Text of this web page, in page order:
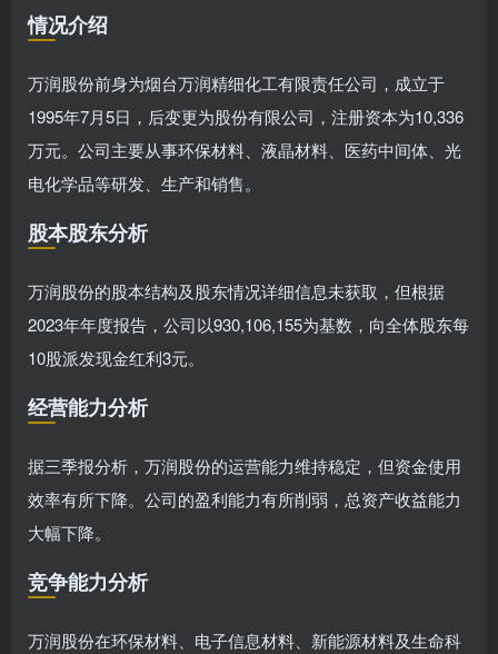
情况介绍
万润股份前身为烟台万润精细化工有限责任公司，成立于
1995年7月5日，后变更为股份有限公司，注册资本为10,336
万元。公司主要从事环保材料、液晶材料、医药中间体、光
电化学品等研发、生产和销售。
股本股东分析
万润股份的股本结构及股东情况详细信息未获取，但根据
2023年年度报告，公司以930,106,155为基数，向全体股东每
10股派发现金红利3元。
经营能力分析
据三季报分析，万润股份的运营能力维持稳定，但资金使用
效率有所下降。公司的盈利能力有所削弱，总资产收益能力
大幅下降。
竞争能力分析
万润股份在环保材料、电子信息材料、新能源材料及生命科